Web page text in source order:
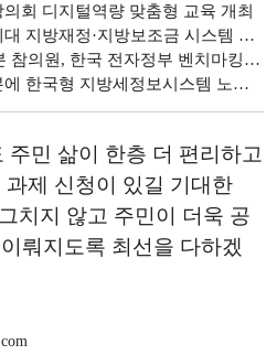
회 디지털역량 맞춤형 교육 개최
재정·지방보조금 시스템 운영 지원
, 한국 전자정부 벤치마킹 위해 방문"
국형 지방세정보시스템 노하우 전수
주민 삶이 한층 더 편리하고
제 신청이 있길 기대한
치지 않고 주민이 더욱 공
뤄지도록 최선을 다하겠